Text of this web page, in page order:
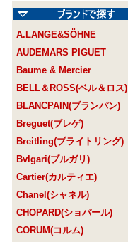
A.LANGE&SÖHNE
AUDEMARS PIGUET
Baume & Mercier
BELL＆ROSS(ベル＆ロス)
BLANCPAIN(ブランパン)
Breguet(ブレゲ)
Breitling(ブライトリング)
Bvlgari(ブルガリ)
Cartier(カルティエ)
Chanel(シャネル)
CHOPARD(ショパール)
CORUM(コルム)